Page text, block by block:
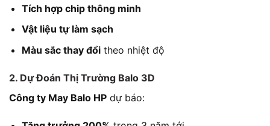
Tích hợp chip thông minh
Vật liệu tự làm sạch
Màu sắc thay đổitheo nhiệt độ
2. Dự Đoán Thị Trường Balo 3D
Công ty May Balo HP dự báo: